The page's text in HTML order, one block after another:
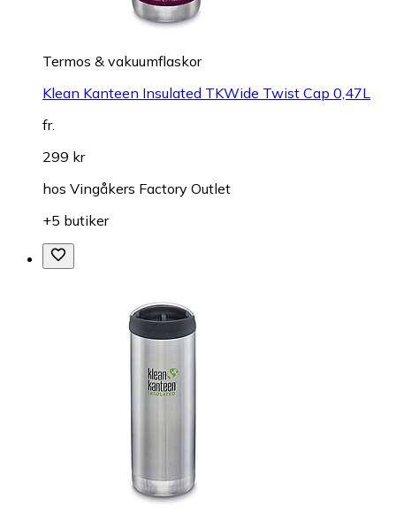
Termos & vakuumflaskor
Klean Kanteen Insulated TKWide Twist Cap 0,47L
fr.
299 kr
hos Vingåkers Factory Outlet
+5 butiker